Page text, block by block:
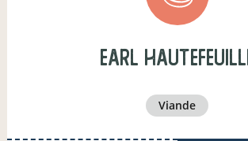
earl
viande